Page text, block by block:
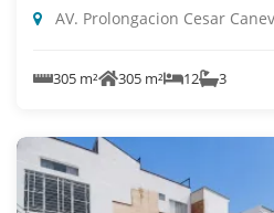
AV. Prolongacion Cesar Canevaro -
305 m² 305 m² 12 3